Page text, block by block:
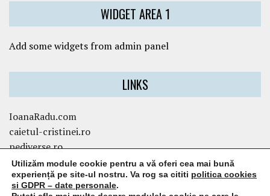
Utilizăm module cookie pentru a vă oferi cea mai bună
experiență pe site-ul nostru. Va rog sa cititi politica cookies
si GDPR – date personale.
WIDGET AREA 1
Add some widgets from admin panel
LINKS
IoanaRadu.com
caietul-cristinei.ro
pediverse.ro
WIDGET AREA 3